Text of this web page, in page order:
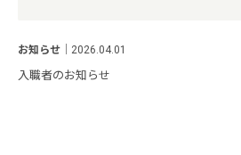
お知らせ 2026.04.01
入職者のお知らせ